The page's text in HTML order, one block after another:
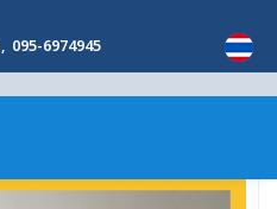
095-6974945